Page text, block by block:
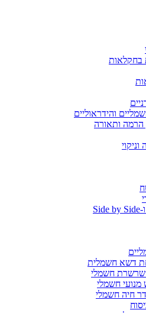
בחקלאות
והידראוליים
הרמה ותאורה
דשא חשמלית
שרשרת חשמלי
חשמלי
חיה חשמלי